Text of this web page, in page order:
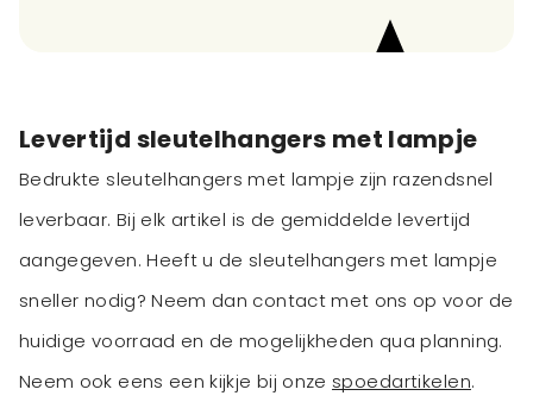
Levertijd sleutelhangers met lampje
Bedrukte sleutelhangers met lampje zijn razendsnel
leverbaar. Bij elk artikel is de gemiddelde levertijd
aangegeven. Heeft u de sleutelhangers met lampje
sneller nodig? Neem dan contact met ons op voor de
huidige voorraad en de mogelijkheden qua planning.
Neem ook eens een kijkje bij onze spoedartikelen.